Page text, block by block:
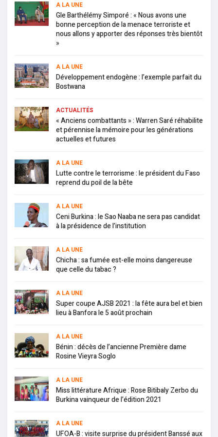
A LA UNE
Gle Barthélémy Simporé : « Nous avons une
bonne perception de la menace terroriste et
nous allons y apporter des réponses très bientôt
»
A LA UNE
Développement endogène : l’exemple parfait du
Bostwana
ACTUALITÉS
« Anciens combattants » : Warren Saré réhabilite
et pérennise la mémoire pour les générations
actuelles et futures
A LA UNE
Lutte contre le terrorisme : le président du Faso
reprend du poil de la bête
A LA UNE
Ceni Burkina : le Sao Naaba ne sera pas candidat
à la présidence de l’institution
A LA UNE
Chicha : sa fumée est-elle moins dangereuse
que celle du tabac ?
A LA UNE
Super coupe AJSB 2021 : la fête aura bel et bien
lieu à Banfora le 5 août prochain
A LA UNE
Bénin : décès de l’ancienne Première dame
Rosine Vieyra Soglo
A LA UNE
Miss littérature Afrique : Rose Bitibaly Zerbo du
Burkina vainqueur de l’édition 2021
A LA UNE
UFOA-B : visite surprise du président Banssé aux